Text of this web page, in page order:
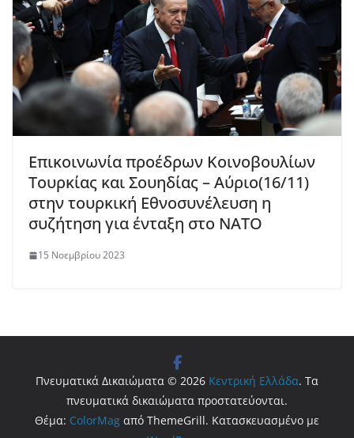
Επικοινωνία προέδρων Κοινοβουλίων
Τουρκίας και Σουηδίας – Αύριο(16/11)
στην τουρκική Εθνοσυνέλευση η
συζήτηση για ένταξη στο ΝΑΤΟ
15 Νοεμβρίου 2023
Πνευματικά Δικαιώματα © 2026 Κεντρική Ελλάδα. Τα
πνευματικά δικαιώματα προστατεύονται.
Θέμα: ColorMag από ThemeGrill. Κατασκευασμένο με